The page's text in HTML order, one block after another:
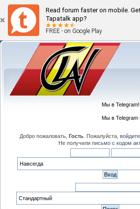
Read forum faster on mobile.
Tapatalk app?
FREE - on Google Play
Мы в Telegram!
Мы в Telegram
Добро пожаловать, Гость. Пожалуйста, войдите
Не получили письмо с кодом